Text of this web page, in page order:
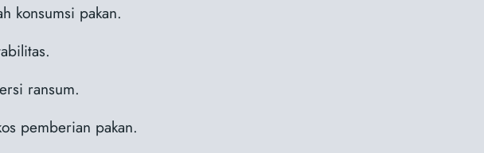
konsumsi pakan.
ransum.
pemberian pakan.